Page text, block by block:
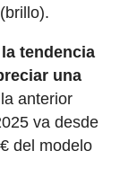
tendencia
una
anterior
va desde
del modelo